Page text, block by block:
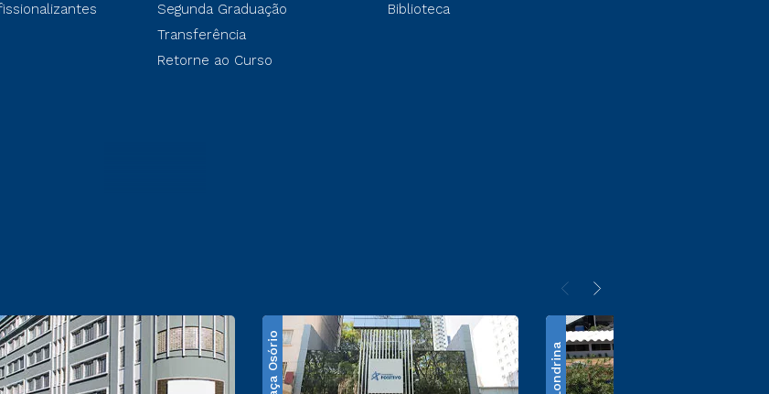
Segunda Graduação
Transferência
Retorne ao Curso
Biblioteca
Praça Osório Londrina